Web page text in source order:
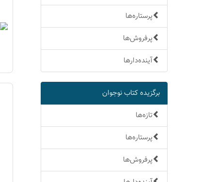
پرستاره‌ها
پرفروش‌ها
آینده‌دارها
برگزیده كتاب نوجوان
تازه‌ها
پرستاره‌ها
پرفروش‌ها